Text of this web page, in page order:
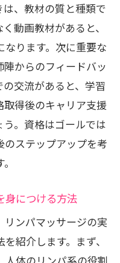
、教材の質と種類で
動画教材があると、
ります。次に重要な
からのフィードバッ
交流があると、学習
取得後のキャリア支援
。資格はゴールでは
のステップアップを考
身につける方法
リンパマッサージの実
紹介します。まず、